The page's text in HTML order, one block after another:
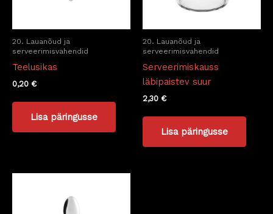
20. Lauanõud ja
serveerimisvahendid
Teelusikas
0,20 €
Lisa päringusse
20. Lauanõud ja
serveerimisvahendid
Serveerimiskauss
läbipaistev suur
2,30 €
Lisa päringusse